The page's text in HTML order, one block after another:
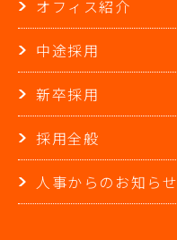
オフィス紹介
中途採用
新卒採用
採用全般
人事からのお知らせ